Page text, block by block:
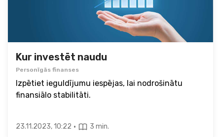
Kur investēt naudu
Personīgās finanses
Izpētiet ieguldījumu iespējas, lai nodrošinātu
finansiālo stabilitāti.
23.11.2023, 10:22 · 3 min.